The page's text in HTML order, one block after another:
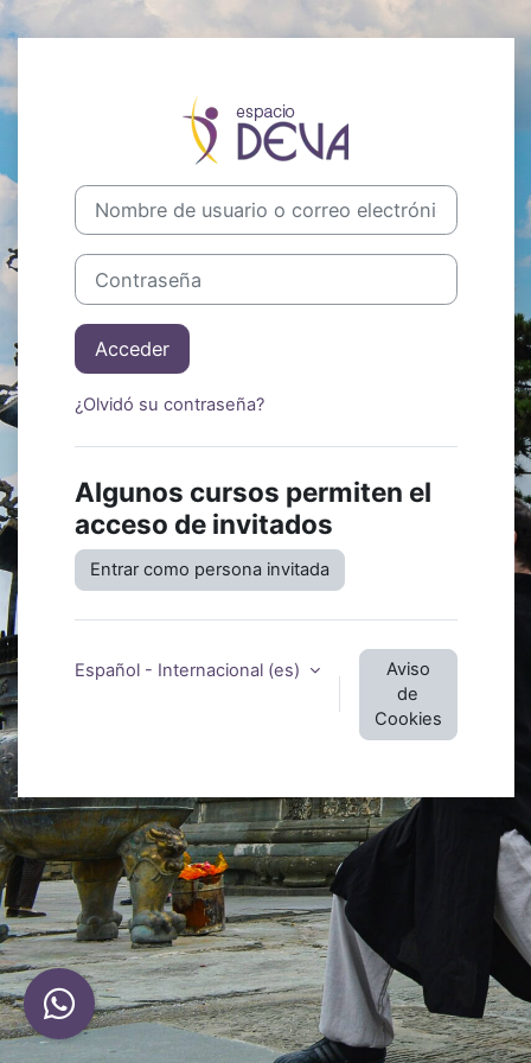
Salta al contenido principal
Entrar a
Nombre de usuario o correo electrónico
Contraseña
Acceder
¿Olvidó su contraseña?
Algunos cursos permiten el
acceso de invitados
Entrar como persona invitada
Español - Internacional ‎(es)‎
Aviso
de
Cookies